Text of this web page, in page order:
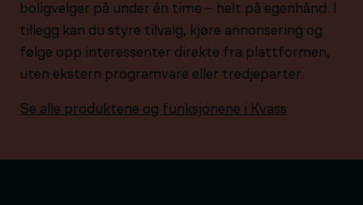
boligvelger på under én time – helt på egenhånd. I
tillegg kan du styre tilvalg, kjøre annonsering og
følge opp interessenter direkte fra plattformen,
uten ekstern programvare eller tredjeparter.
Se alle produktene og funksjonene i Kvass